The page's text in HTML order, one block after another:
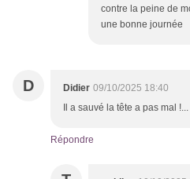
contre la peine de
une bonne journée
D Didier 09/10/2025 18:40
Il a sauvé la tête a pas mal !...
Répondre